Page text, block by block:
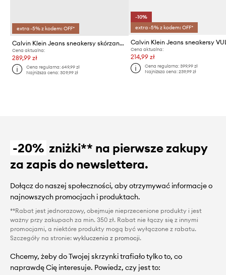
extra -5% z kodem: OFF*
Calvin Klein Jeans sneakersy skórzane YW0YW00823 CHUNKY CUPSOLE MONOLOGO W
Cena aktualna:
289,99 zł
Cena regularna:649,99 zł
Najniższa cena:309,99 zł
-10%
extra -5% z kodem: OFF*
Cena aktualna:
214,99 zł
Cena regularna: 399,99 zł
Najniższa cena: 239,99 zł
-20% zniżki** na pierwsze zakupy
za zapis do newslettera.
Dołącz do naszej społeczności, aby otrzymywać informacje o
najnowszych promocjach i produktach.
**Rabat jest jednorazowy, obejmuje nieprzecenione produkty i jest
ważny przy zakupach za min. 350 zł. Rabat nie łączy się z innymi
promocjami, a niektóre produkty mogą być wyłączone z rabatu.
Szczegóły na stronie: wykluczenia z promocji.
Chcemy, żeby do Twojej skrzynki trafiało tylko to, co
naprawdę Cię interesuje. Powiedz, czy jest to: